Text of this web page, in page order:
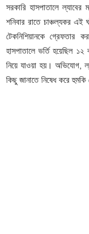
সরকারি হাসপাতালে
শনিবার রাতে চাঞ্চল্যকর এই
টেকনিশিয়ানকে গ্রেফতার
হাসপাতালে ভর্তি হয়েছিল
নিয়ে যাওয়া হয়। অভিযোগ,
কিছু জানাতে নিষেধ করে